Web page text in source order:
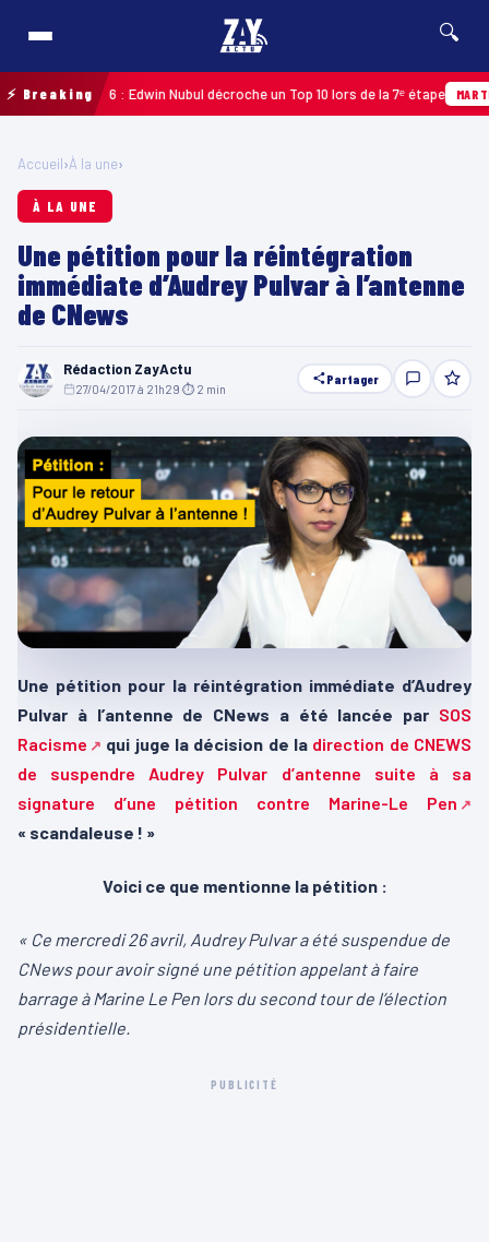
🔍
⚡ Breaking
2026 : Edwin Nubul décroche un Top 10 lors de la 7ᵉ étape MARTINIQUE
Accueil›À la une›
À LA UNE
Une pétition pour la réintégration
immédiate d’Audrey Pulvar à l’antenne
de CNews
Rédaction ZayActu
27/04/2017 à 21h29 ⏱ 2 min
Partager
Une pétition pour la réintégration immédiate d’Audrey
Pulvar à l’antenne de CNews a été lancée par SOS
Racisme
qui juge la décision de la direction de CNEWS
de suspendre Audrey Pulvar d’antenne suite à sa
signature d’une pétition contre Marine-Le Pen
« scandaleuse ! »
Voici ce que mentionne la pétition :
« Ce mercredi 26 avril, Audrey Pulvar a été suspendue de
CNews pour avoir signé une pétition appelant à faire
barrage à Marine Le Pen lors du second tour de l’élection
présidentielle.
PUBLICITÉ